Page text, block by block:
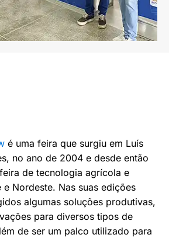
é uma feira que surgiu em Luís
no ano de 2004 e desde então
de tecnologia agrícola e
Nordeste. Nas suas edições
algumas soluções produtivas,
para diversos tipos de
de ser um palco utilizado para